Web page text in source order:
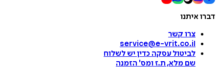
דברו איתנו
צרו קשר
service@e-vrit.co.il
לביטול עסקה כדין יש לשלוח
שם מלא, ת.ז ומס' הזמנה